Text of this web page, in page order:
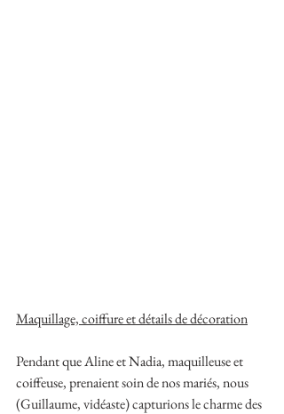
Maquillage, coiffure et détails de décoration
Pendant que Aline et Nadia, maquilleuse et
coiffeuse, prenaient soin de nos mariés, nous
(Guillaume, vidéaste) capturions le charme des